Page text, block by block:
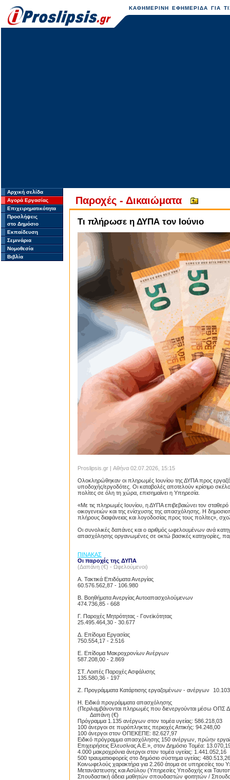
ΚΑΘΗΜΕΡΙΝΗ ΕΦΗΜΕΡΙΔΑ ΓΙΑ
Αρχική σελίδα
Αγορά Εργασίας
Επιχειρηματικότητα
Προσλήψεις
στο Δημόσιο
Εκπαίδευση
Σεμινάρια
Νομοθεσία
Βιβλία
Παροχές - Δικαιώματα
Τι πλήρωσε η ΔΥΠΑ τον Ιούνιο
Proslipsis.gr | Αθήνα 02.07.2026, 15:15
Ολοκληρώθηκαν οι πληρωμές Ιουνίου της ΔΥΠΑ προς
υποδοχής/εργοδότες. Οι καταβολές αποτελούν κρίσιμο
πολίτες σε όλη τη χώρα, επισημαίνει η Υπηρεσία.
«Με τις πληρωμές Ιουνίου, η ΔΥΠΑ επιβεβαιώνει τον
οικογενειών και της ενίσχυσης της απασχόλησης. Η
πλήρους διαφάνειας και λογοδοσίας προς τους πολίτες»,
Οι συνολικές δαπάνες και ο αριθμός ωφελουμένων ανά
απασχόλησης οργανωμένες σε οκτώ βασικές κατηγορίες,
ΠΙΝΑΚΑΣ
Οι παροχές της ΔΥΠΑ
(Δαπάνη (€) - Ωφελούμενοι)
Α. Τακτικά Επιδόματα Ανεργίας
60.576.562,87 - 106.980
Β. Βοηθήματα Ανεργίας Αυτοαπασχολούμενων
474.736,85 - 668
Γ. Παροχές Μητρότητας - Γονεϊκότητας
25.495.464,30 - 30.677
Δ. Επίδομα Εργασίας
750.554,17 - 2.516
Ε. Επίδομα Μακροχρονίων Ανέργων
587.208,00 - 2.869
ΣΤ. Λοιπές Παροχές Ασφάλισης
135.580,36 - 197
Ζ. Προγράμματα Κατάρτισης εργαζομένων - ανέργων
Η. Ειδικά προγράμματα απασχόλησης
(Περιλαμβάνονται πληρωμές που διενεργούνται μέσω ΟΠΣ
Δαπάνη (€)
Πρόγραμμα 1.135 ανέργων στον τομέα υγείας: 586.218,03
100 άνεργοι σε πυρόπληκτες περιοχές Αττικής: 94.248,00
100 άνεργοι στον ΟΠΕΚΕΠΕ: 82.627,97
Ειδικό πρόγραμμα απασχόλησης 150 ανέργων, πρώην
Επιχειρήσεις Ελευσίνας Α.Ε.», στον Δημόσιο Τομέα:
4.000 μακροχρόνια άνεργοι στον τομέα υγείας: 1.441.052,16
500 τραυματιοφορείς στο δημόσιο σύστημα υγείας: 480.513,26
Κοινωφελούς χαρακτήρα για 2.260 άτομα σε υπηρεσίες του
Μετανάστευσης και Ασύλου (Υπηρεσίες Υποδοχής και
Σπουδαστική άδεια μαθητών σπουδαστών φοιτητών /